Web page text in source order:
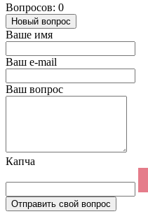
Вопросов: 0
Новый вопрос
Ваше имя
Ваш e-mail
Ваш вопрос
Капча
Отправить свой вопрос